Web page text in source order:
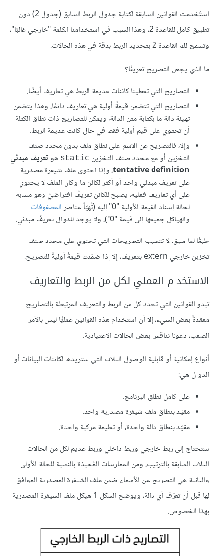
استُخدمت القوانين السابقة لكتابة جدول الربط السابق (جدول 2) دون
تطبيق كامل للقاعدة 2، وهذا السبب في استخدامنا الكلمة "خارجي غالبًا"،
وتسمح لك القاعدة 2 بتحديد الربط بدقة في هذه الحالات.
ما الذي يجعل التصريح تعريفًا؟
التصاريح التي تعطينا كائنات عديمة الربط هي تعاريف أيضًا.
التصاريح التي تتضمن قيمةً أولية هي تعاريف دائمًا، وهذا يتضمن
تهيئة دالة ما بكتابة متن الدالة، ويمكن للتصاريح ذات نطاق الكتلة
أن تحتوي على قيم أولية فقط في حال كانت عديمة الربط.
وإلا، فالتصريح عن الاسم على نطاق ملف بدون محدد صنف
التخزين أو مع محدد صنف التخزين static هوتعريف مبدئي
tentative definition، وإذا احتوى ملف شيفرة مصدرية
على تعريف مبدئي واحد أو أكثر لكائن ما وكان الملف لا يحتوي
على أي تعاريف فعلية، يصبح للكائن تعريفٌ افتراضيٌ وهو مشابه
لحالة إسناد القيمة الأولية "0" إليه (تُهيّأ عناصر
المصفوفات
والهياكل جميعها إلى قيمة "0")، ولا يوجد للدوال تعريفٌ مبدئي.
طبقًا لما سبق، لا تتسبب التصريحات التي تحتوي على محدد صنف
تخزين خارجي extern بتعريف، إلا إذا ضمّنت قيمةً أوليةً للتصريح.
الاستخدام العملي لكل من الربط والتعاريف
تبدو القوانين التي تحدد كل من الربط والتعريف المرتبطة بالتصاريح
معقدةً بعض الشيء، إلا أن استخدام هذه القوانين عمليًّا ليس بالأمر
الصعب، دعونا نناقش بعض الحالات الاعتيادية.
أنواع إمكانية أو قابلية الوصول الثلاث التي ستريدها لكائنات البيانات أو
الدوال هي:
على كامل نطاق البرنامج.
مقيّد بنطاق ملف شيفرة مصدرية واحد.
مقيّد بنطاق دالة واحدة، أو تعليمة مركبة واحدة.
ستحتاج إلى ربط خارجي وربط داخلي وربط عديم لكل من الحالات
الثلاث السابقة بالترتيب، ومن الممارسات المُحبذة بالنسبة للحالة الأولى
والثانية هي التصريح عن الأسماء ضمن ملف الشيفرة المصدرية الموافق
لها قبل أن تعرّف أي دالة، ويوضح الشكل 1 هيكل ملف الشيفرة المصدرية
بهذا الخصوص.